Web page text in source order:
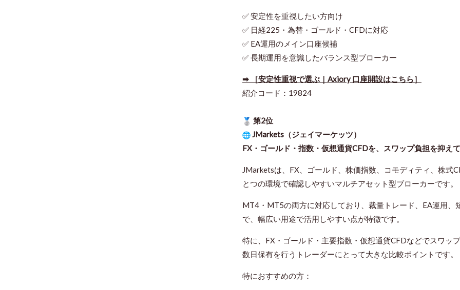
✅ 安定性を重視したい方向け
✅ 日経225・為替・ゴールド・CFDに対応
✅ EA運用のメイン口座候補
✅ 長期運用を意識したバランス型ブローカー
➡ ［安定性重視で選ぶ｜Axiory 口座開設はこちら］
紹介コード：19824
第2位
JMarkets（ジェイマーケッツ）
FX・ゴールド・指数・仮想通貨CFDを、スワップ負担を抑え
JMarketsは、FX、ゴールド、株価指数、コモディティ、株式
とつの環境で確認しやすいマルチアセット型ブローカーです。
MT4・MT5の両方に対応しており、裁量トレード、EA運用、
で、幅広い用途で活用しやすい点が特徴です。
特に、FX・ゴールド・主要指数・仮想通貨CFDなどでスワッ
数日保有を行うトレーダーにとって大きな比較ポイントです。
特におすすめの方：